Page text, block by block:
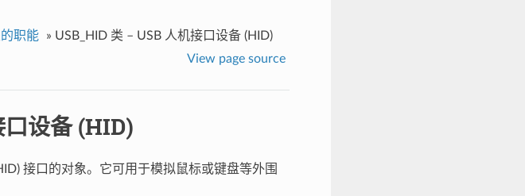
职能 » USB_HID 类 – USB 人机接口设备 (HID)
View page source
设备 (HID)
接口的对象。它可用于模拟鼠标或键盘等外围